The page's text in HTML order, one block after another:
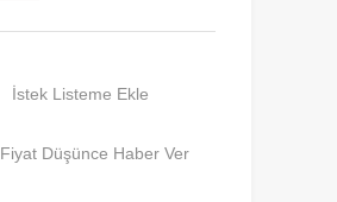
İstek Listeme Ekle
Fiyat Düşünce Haber Ver